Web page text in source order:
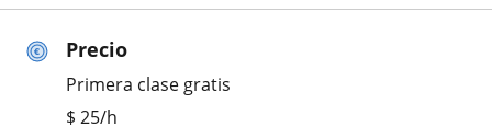
Precio
Primera clase gratis
$ 25/h